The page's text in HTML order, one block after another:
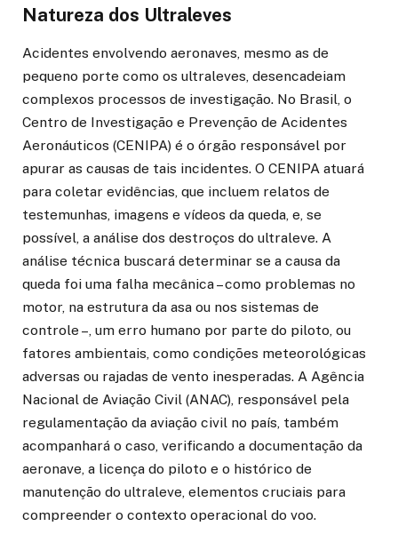
Natureza dos Ultraleves
Acidentes envolvendo aeronaves, mesmo as de
pequeno porte como os ultraleves, desencadeiam
complexos processos de investigação. No Brasil, o
Centro de Investigação e Prevenção de Acidentes
Aeronáuticos (CENIPA) é o órgão responsável por
apurar as causas de tais incidentes. O CENIPA atuará
para coletar evidências, que incluem relatos de
testemunhas, imagens e vídeos da queda, e, se
possível, a análise dos destroços do ultraleve. A
análise técnica buscará determinar se a causa da
queda foi uma falha mecânica – como problemas no
motor, na estrutura da asa ou nos sistemas de
controle –, um erro humano por parte do piloto, ou
fatores ambientais, como condições meteorológicas
adversas ou rajadas de vento inesperadas. A Agência
Nacional de Aviação Civil (ANAC), responsável pela
regulamentação da aviação civil no país, também
acompanhará o caso, verificando a documentação da
aeronave, a licença do piloto e o histórico de
manutenção do ultraleve, elementos cruciais para
compreender o contexto operacional do voo.